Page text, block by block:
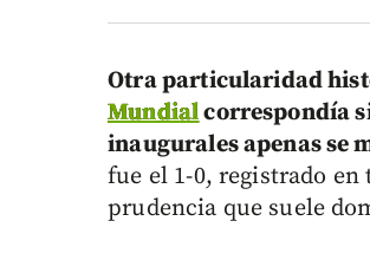
Otra particularidad
Mundialcorrespondía
inaugurales apenas se
fue el 1-0, registrado
prudencia que suele